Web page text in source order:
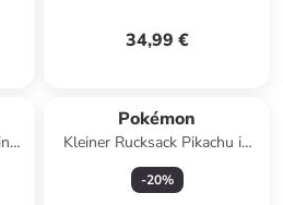
34,99 €
Pokémon
Kleiner Rucksack Pikachu in
Mehrfarbig
-20%